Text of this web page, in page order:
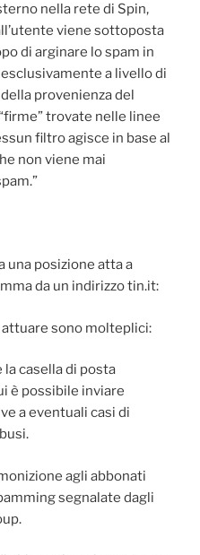
nella rete di Spin,
viene sottoposta
di arginare lo spam in
a livello di
provenienza del
trovate nelle linee
filtro agisce in base al
non viene mai
una posizione atta a
da un indirizzo tin.it:
sono molteplici:
casella di posta
è possibile inviare
a eventuali casi di
agli abbonati
segnalate dagli